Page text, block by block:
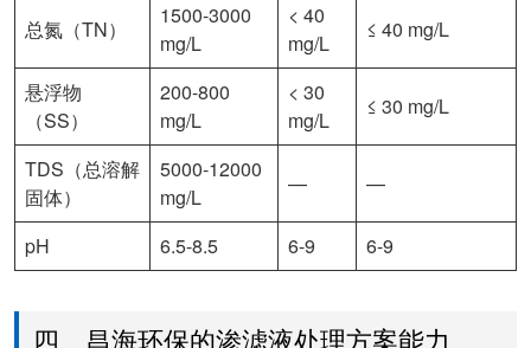
总氮（TN）
1500-3000
mg/L
< 40
mg/L
≤ 40 mg/L
悬浮物
（SS）
200-800
mg/L
< 30
mg/L
≤ 30 mg/L
TDS（总溶解
固体）
5000-12000
mg/L
— —
pH 6.5-8.5 6-9 6-9
四、昌海环保的渗滤液处理方案能力